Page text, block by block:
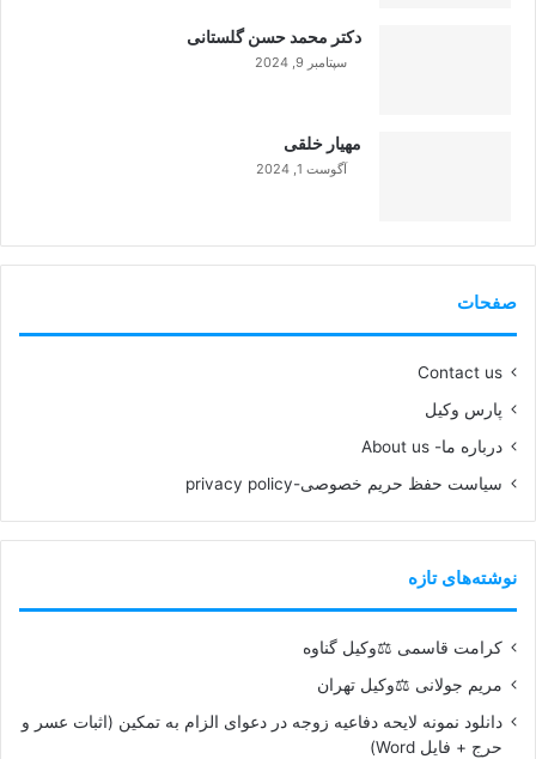
دکتر محمد حسن گلستانی
سپتامبر 9, 2024
مهیار خلقی
آگوست 1, 2024
صفحات
Contact us
پارس وکیل
درباره ما- About us
سیاست حفظ حریم خصوصی-privacy policy
نوشته‌های تازه
کرامت قاسمی ⚖️وکیل گناوه
مریم جولانی ⚖️وکیل تهران
دانلود نمونه لایحه دفاعیه زوجه در دعوای الزام به تمکین (اثبات عسر و
حرج + فایل Word)